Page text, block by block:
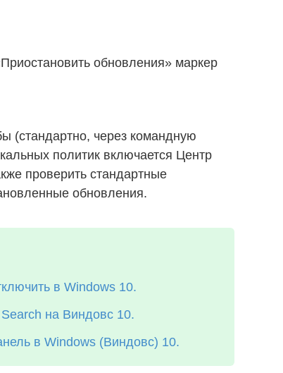
обновления» маркер
(стандартно, через командную
политик включается Центр
проверить стандартные
обновления.
в Windows 10.
на Виндовс 10.
в Windows (Виндовс) 10.